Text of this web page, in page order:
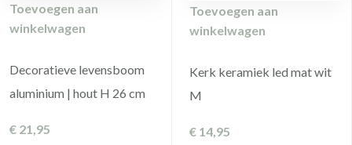
Toevoegen aan
winkelwagen
Decoratieve levensboom
aluminium | hout H 26 cm
€ 21,95
Toevoegen aan
winkelwagen
Kerk keramiek led mat wit
M
€ 14,95